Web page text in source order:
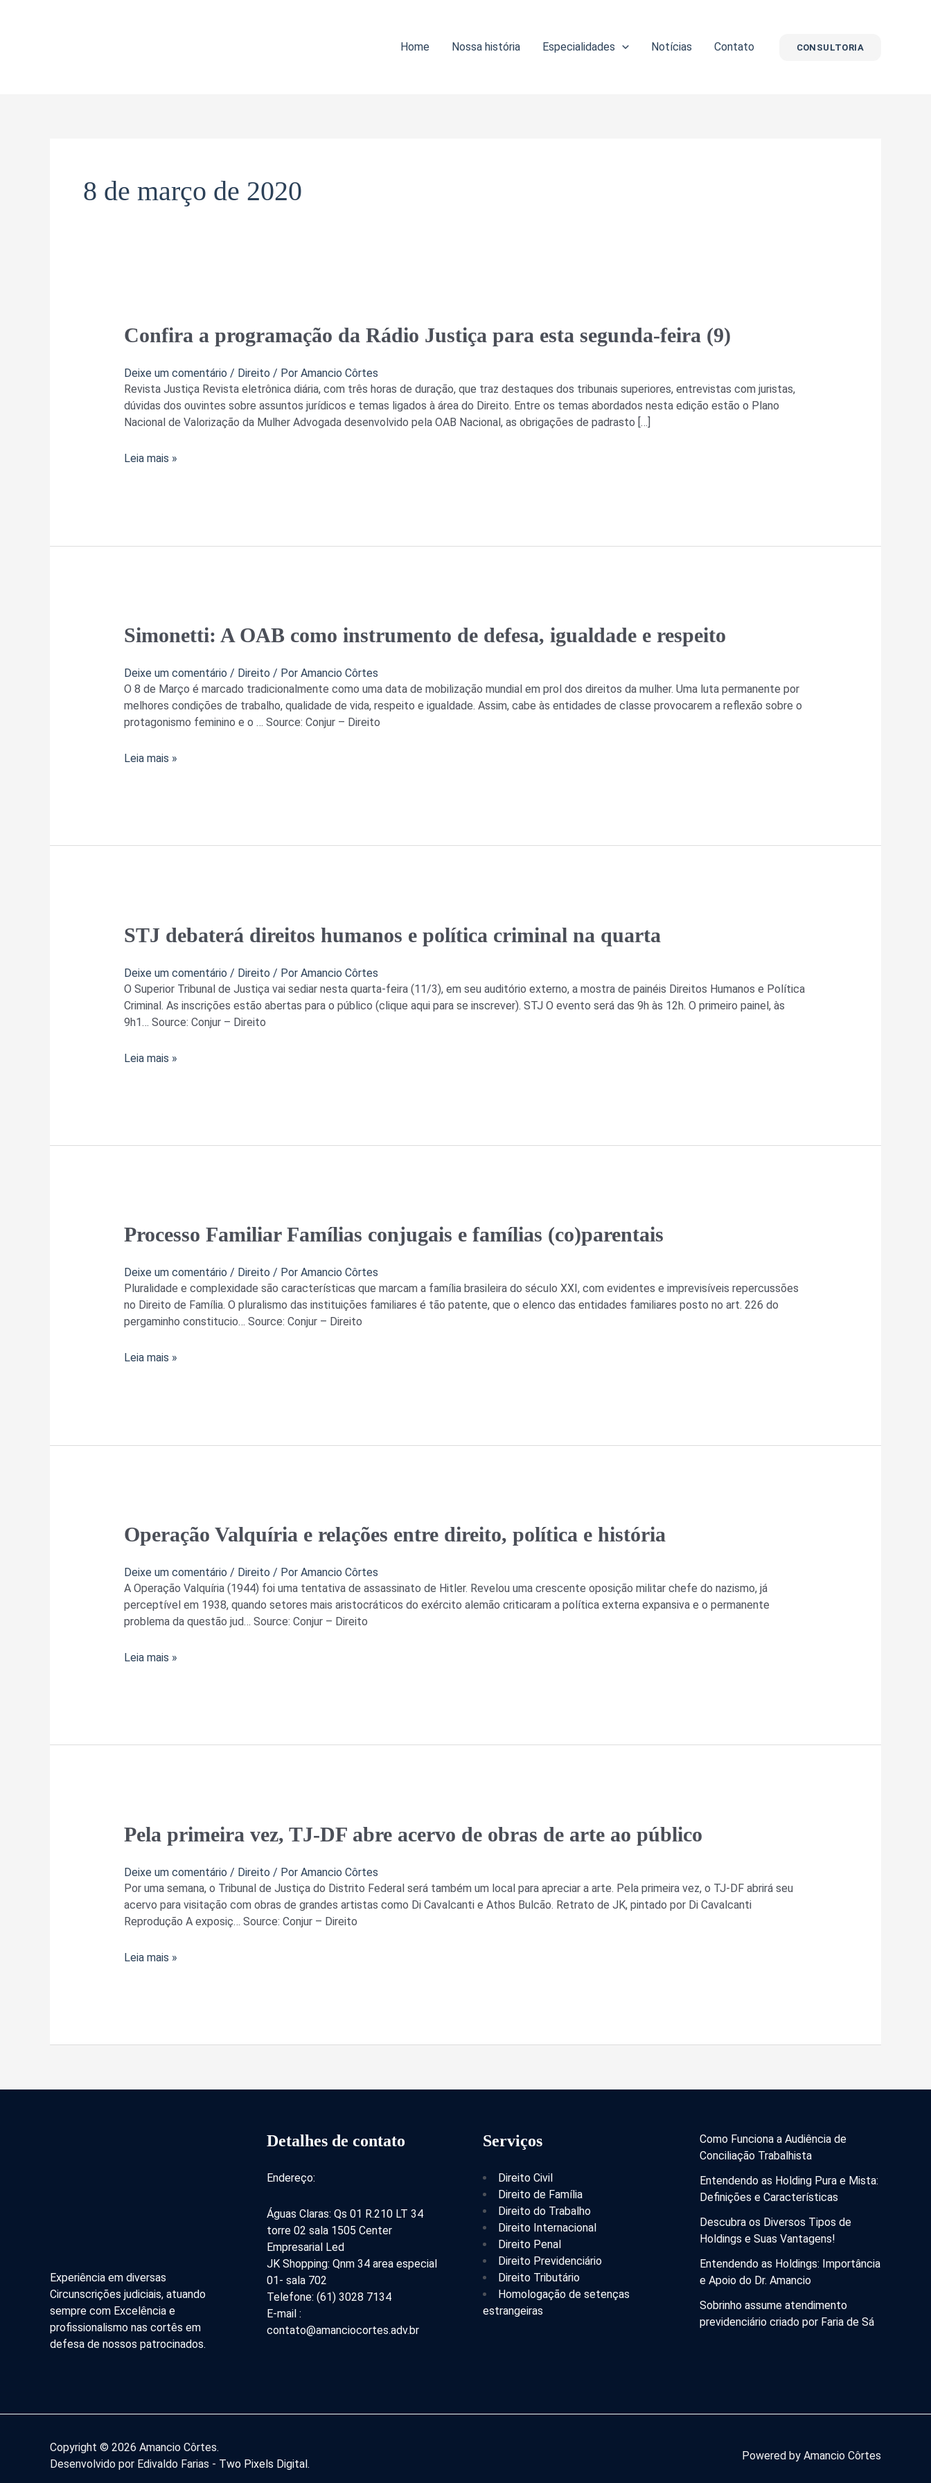
Home Nossa história Especialidades Notícias Contato CONSULTORIA
8 de março de 2020
Confira a programação da Rádio Justiça para esta segunda-feira (9)
Deixe um comentário / Direito / Por Amancio Côrtes
Revista Justiça Revista eletrônica diária, com três horas de duração, que traz destaques dos tribunais superiores, entrevistas com juristas,
dúvidas dos ouvintes sobre assuntos jurídicos e temas ligados à área do Direito. Entre os temas abordados nesta edição estão o Plano
Nacional de Valorização da Mulher Advogada desenvolvido pela OAB Nacional, as obrigações de padrasto […]
Confira
da
Rádio
Justiça
para
segunda-
Leia mais »
Simonetti: A OAB como instrumento de defesa, igualdade e respeito
Deixe um comentário / Direito / Por Amancio Côrtes
O 8 de Março é marcado tradicionalmente como uma data de mobilização mundial em prol dos direitos da mulher. Uma luta permanente por
melhores condições de trabalho, qualidade de vida, respeito e igualdade. Assim, cabe às entidades de classe provocarem a reflexão sobre o
protagonismo feminino e o … Source: Conjur – Direito
Simonetti:
A
como
instrumento
de
defesa,
e
Leia mais »
STJ debaterá direitos humanos e política criminal na quarta
Deixe um comentário / Direito / Por Amancio Côrtes
O Superior Tribunal de Justiça vai sediar nesta quarta-feira (11/3), em seu auditório externo, a mostra de painéis Direitos Humanos e Política
Criminal. As inscrições estão abertas para o público (clique aqui para se inscrever). STJ O evento será das 9h às 12h. O primeiro painel, às
9h1… Source: Conjur – Direito
STJ
debaterá
humanos
e
política
criminal
quarta
Leia mais »
Processo Familiar Famílias conjugais e famílias (co)parentais
Deixe um comentário / Direito / Por Amancio Côrtes
Pluralidade e complexidade são características que marcam a família brasileira do século XXI, com evidentes e imprevisíveis repercussões
no Direito de Família. O pluralismo das instituições familiares é tão patente, que o elenco das entidades familiares posto no art. 226 do
pergaminho constitucio… Source: Conjur – Direito
Processo
conjugais
e
famílias
(co)parentais
Leia mais »
Operação Valquíria e relações entre direito, política e história
Deixe um comentário / Direito / Por Amancio Côrtes
A Operação Valquíria (1944) foi uma tentativa de assassinato de Hitler. Revelou uma crescente oposição militar chefe do nazismo, já
perceptível em 1938, quando setores mais aristocráticos do exército alemão criticaram a política externa expansiva e o permanente
problema da questão jud… Source: Conjur – Direito
Operação
Valquíria
relações
entre
direito,
política
história
Leia mais »
Pela primeira vez, TJ-DF abre acervo de obras de arte ao público
Deixe um comentário / Direito / Por Amancio Côrtes
Por uma semana, o Tribunal de Justiça do Distrito Federal será também um local para apreciar a arte. Pela primeira vez, o TJ-DF abrirá seu
acervo para visitação com obras de grandes artistas como Di Cavalcanti e Athos Bulcão. Retrato de JK, pintado por Di Cavalcanti
Reprodução A exposiç… Source: Conjur – Direito
Pela
primeira
TJ-
DF
abre
acervo
obras
Leia mais »
Experiência em diversas
Circunscrições judiciais, atuando
sempre com Excelência e
profissionalismo nas cortês em
defesa de nossos patrocinados.
Detalhes de contato
Endereço:
Águas Claras: Qs 01 R.210 LT 34
torre 02 sala 1505 Center
Empresarial Led
JK Shopping: Qnm 34 area especial
01- sala 702
Telefone: (61) 3028 7134
E-mail :
contato@amanciocortes.adv.br
Serviços
Direito Civil
Direito de Família
Direito do Trabalho
Direito Internacional
Direito Penal
Direito Previdenciário
Direito Tributário
Homologação de setenças
estrangeiras
Como Funciona a Audiência de
Conciliação Trabalhista
Entendendo as Holding Pura e Mista:
Definições e Características
Descubra os Diversos Tipos de
Holdings e Suas Vantagens!
Entendendo as Holdings: Importância
e Apoio do Dr. Amancio
Sobrinho assume atendimento
previdenciário criado por Faria de Sá
Copyright © 2026 Amancio Côrtes.
Desenvolvido por Edivaldo Farias - Two Pixels Digital.
Powered by Amancio Côrtes